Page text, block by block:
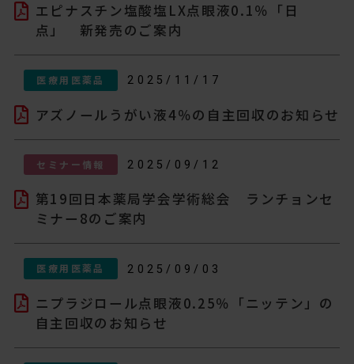
エピナスチン塩酸塩LX点眼液0.1％「日
点」 新発売のご案内
2025/11/17
医療用医薬品
アズノールうがい液4％の自主回収のお知らせ
2025/09/12
セミナー情報
第19回日本薬局学会学術総会 ランチョンセ
ミナー8のご案内
2025/09/03
医療用医薬品
ニプラジロール点眼液0.25％「ニッテン」の
自主回収のお知らせ